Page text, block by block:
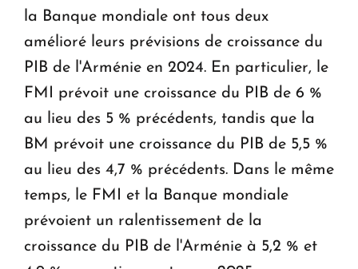
la Banque mondiale ont tous deux
amélioré leurs prévisions de croissance du
PIB de l'Arménie en 2024. En particulier, le
FMI prévoit une croissance du PIB de 6 %
au lieu des 5 % précédents, tandis que la
BM prévoit une croissance du PIB de 5,5 %
au lieu des 4,7 % précédents. Dans le même
temps, le FMI et la Banque mondiale
prévoient un ralentissement de la
croissance du PIB de l'Arménie à 5,2 % et